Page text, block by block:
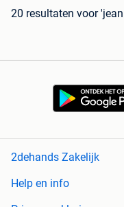
20 resultaten voor
2dehands Zakelijk
Help en info